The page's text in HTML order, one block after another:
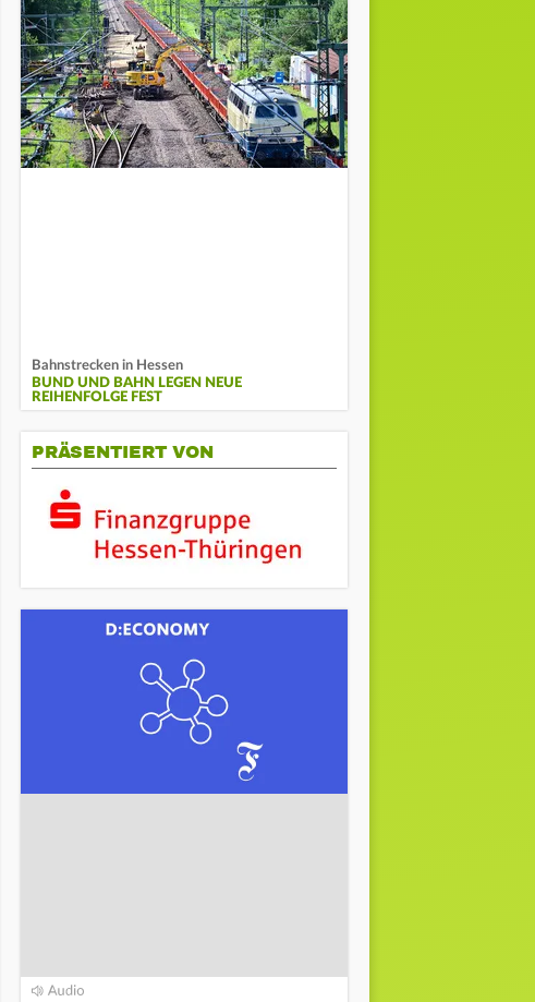
Bahnstrecken in Hessen
BUND UND BAHN LEGEN NEUE
REIHENFOLGE FEST
PRÄSENTIERT VON